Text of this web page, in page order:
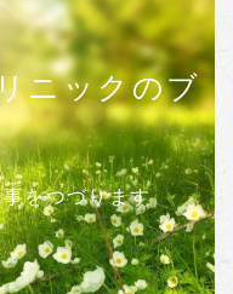
ニックのブ
をつづります